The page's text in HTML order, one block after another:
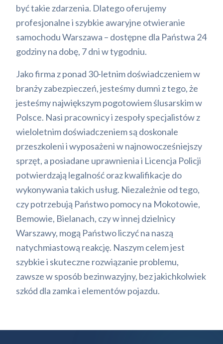
być takie zdarzenia. Dlatego oferujemy
profesjonalne i szybkie awaryjne otwieranie
samochodu Warszawa – dostępne dla Państwa 24
godziny na dobę, 7 dni w tygodniu.
Jako firma z ponad 30-letnim doświadczeniem w
branży zabezpieczeń, jesteśmy dumni z tego, że
jesteśmy największym pogotowiem ślusarskim w
Polsce. Nasi pracownicy i zespoły specjalistów z
wieloletnim doświadczeniem są doskonale
przeszkoleni i wyposażeni w najnowocześniejszy
sprzęt, a posiadane uprawnienia i Licencja Policji
potwierdzają legalność oraz kwalifikacje do
wykonywania takich usług. Niezależnie od tego,
czy potrzebują Państwo pomocy na Mokotowie,
Bemowie, Bielanach, czy w innej dzielnicy
Warszawy, mogą Państwo liczyć na naszą
natychmiastową reakcję. Naszym celem jest
szybkie i skuteczne rozwiązanie problemu,
zawsze w sposób bezinwazyjny, bez jakichkolwiek
szkód dla zamka i elementów pojazdu.